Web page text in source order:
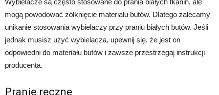
Wybielacze są często stosowane do prania białych tkanin, ale
mogą powodować żółknięcie materiału butów. Dlatego zalecamy
unikanie stosowania wybielaczy przy praniu białych butów. Jeśli
jednak musisz użyć wybielacza, upewnij się, że jest on
odpowiedni do materiału butów i zawsze przestrzegaj instrukcji
producenta.
Pranie ręczne